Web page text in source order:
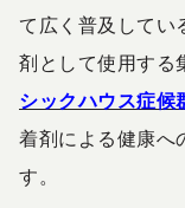
て広く普及してい
剤として使用する
シックハウス症候
着剤による健康へ
す。